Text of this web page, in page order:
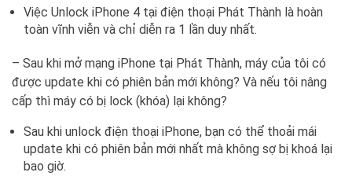
Việc Unlock iPhone 4 tại điện thoại Phát Thành là hoàn
toàn vĩnh viễn và chỉ diễn ra 1 lần duy nhất.
– Sau khi mở mạng iPhone tại Phát Thành, máy của tôi có
được update khi có phiên bản mới không? Và nếu tôi nâng
cấp thì máy có bị lock (khóa) lại không?
Sau khi unlock điện thoại iPhone, bạn có thể thoải mái
update khi có phiên bản mới nhất mà không sợ bị khoá lại
bao giờ.